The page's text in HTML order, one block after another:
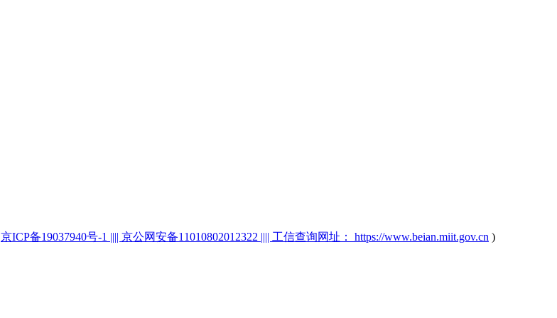
京ICP备19037940号-1 |||| 京公网安备11010802012322 |||| 工信查询网址： https://www.beian.miit.gov.cn )